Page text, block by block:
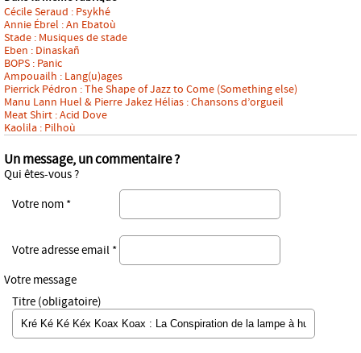
Cécile Seraud : Psykhé
Annie Ébrel : An Ebatoù
Stade : Musiques de stade
Eben : Dinaskañ
BOPS : Panic
Ampouailh : Lang(u)ages
Pierrick Pédron : The Shape of Jazz to Come (Something else)
Manu Lann Huel & Pierre Jakez Hélias : Chansons d’orgueil
Meat Shirt : Acid Dove
Kaolila : Pilhoù
Un message, un commentaire ?
Qui êtes-vous ?
Votre nom *
Votre adresse email *
Votre message
Titre (obligatoire)